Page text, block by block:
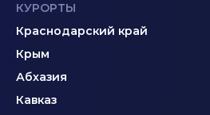
КУРОРТЫ
Краснодарский край
Крым
Абхазия
Кавказ